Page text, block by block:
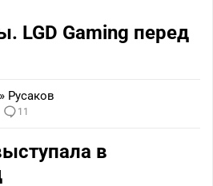
LGD Gaming перед
Русаков
11
в